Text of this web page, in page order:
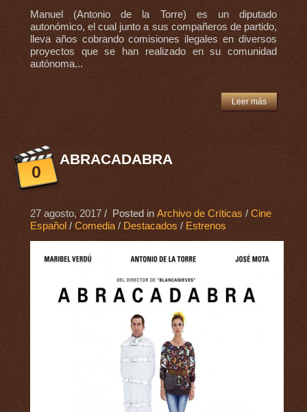
Manuel (Antonio de la Torre) es un diputado
autonómico, el cual junto a sus compañeros de partido,
lleva años cobrando comisiones ilegales en diversos
proyectos que se han realizado en su comunidad
autónoma...
Leer más
0
ABRACADABRA
27 agosto, 2017/ Posted in Archivo de Críticas / Cine
Español / Comedia/ Destacados / Estrenos